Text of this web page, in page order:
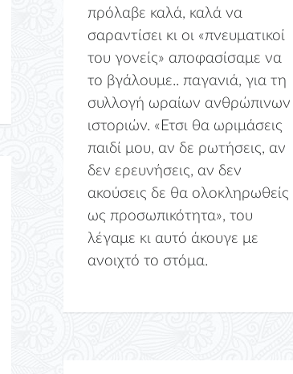
πρόλαβε καλά, καλά να
σαραντίσει κι οι «πνευματικοί
του γονείς» αποφασίσαμε να
το βγάλουμε.. παγανιά, για τη
συλλογή ωραίων ανθρώπινων
ιστοριών. «Ετσι θα ωριμάσεις
παιδί μου, αν δε ρωτήσεις, αν
δεν ερευνήσεις, αν δεν
ακούσεις δε θα ολοκληρωθείς
ως προσωπικότητα», του
λέγαμε κι αυτό άκουγε με
ανοιχτό το στόμα.